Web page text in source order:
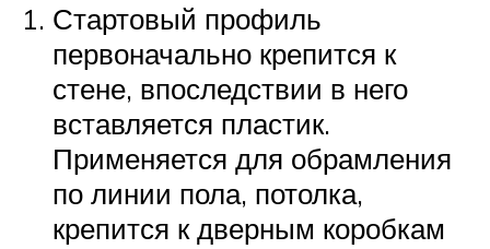
Стартовый профиль
первоначально крепится к
стене, впоследствии в него
вставляется пластик.
Применяется для обрамления
по линии пола, потолка,
крепится к дверным коробкам